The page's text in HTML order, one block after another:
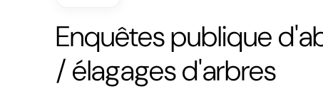
Enquêtes publique
/ élagages d'arbres